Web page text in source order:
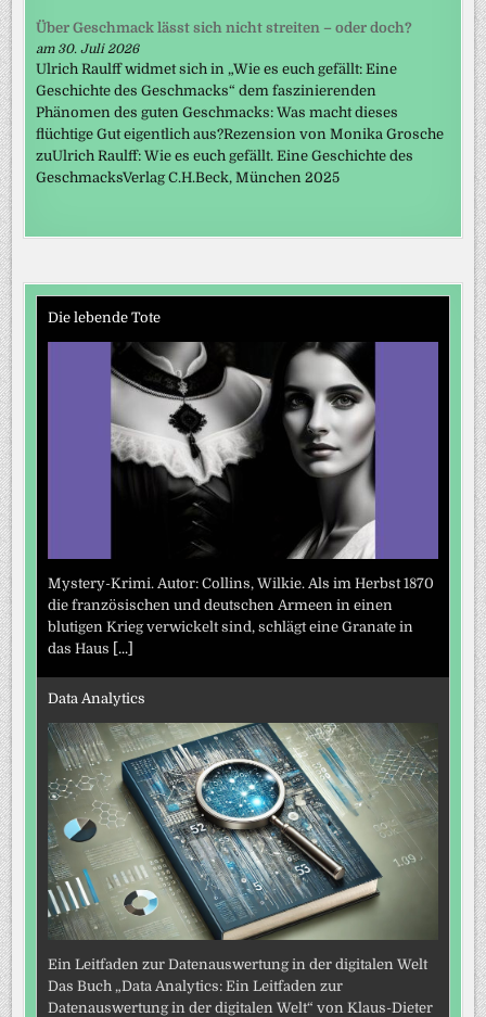
Über Geschmack lässt sich nicht streiten – oder doch?
am 30. Juli 2026
Ulrich Raulff widmet sich in „Wie es euch gefällt: Eine
Geschichte des Geschmacks“ dem faszinierenden
Phänomen des guten Geschmacks: Was macht dieses
flüchtige Gut eigentlich aus?Rezension von Monika Grosche
zuUlrich Raulff: Wie es euch gefällt. Eine Geschichte des
GeschmacksVerlag C.H.Beck, München 2025
Die lebende Tote
Mystery-Krimi. Autor: Collins, Wilkie. Als im Herbst 1870
die französischen und deutschen Armeen in einen
blutigen Krieg verwickelt sind, schlägt eine Granate in
das Haus
[...]
Data Analytics
Ein Leitfaden zur Datenauswertung in der digitalen Welt
Das Buch „Data Analytics: Ein Leitfaden zur
Datenauswertung in der digitalen Welt“ von Klaus-Dieter